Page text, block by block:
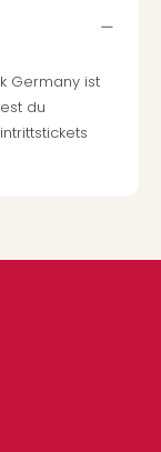
Germany ist
du